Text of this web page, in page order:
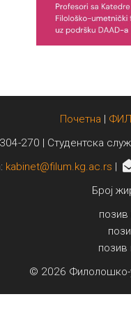
Почетна |
270 | Студентска
kabinet@filum.kg.ac.rs |
Број
позив
позив
© 2026 Филолошко-